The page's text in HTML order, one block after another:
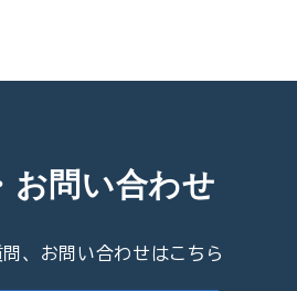
お問い合わせ
、お問い合わせはこちら